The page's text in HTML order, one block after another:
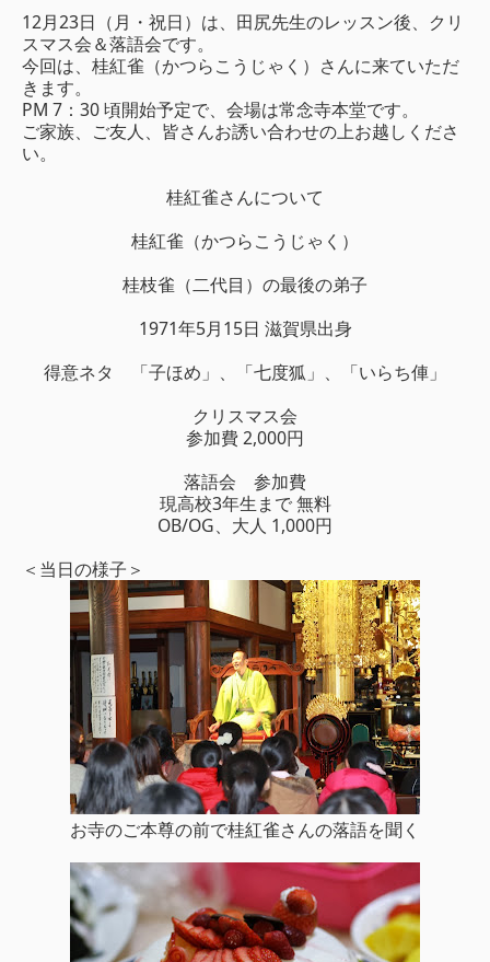
12月23日（月・祝日）は、田尻先生のレッスン後、クリ
スマス会＆落語会です。
今回は、桂紅雀（かつらこうじゃく）さんに来ていただ
きます。
PM 7：30 頃開始予定で、会場は常念寺本堂です。
ご家族、ご友人、皆さんお誘い合わせの上お越しくださ
い。
桂紅雀さんについて
桂紅雀（かつらこうじゃく）
桂枝雀（二代目）の最後の弟子
1971年5月15日 滋賀県出身
得意ネタ 「子ほめ」、「七度狐」、「いらち俥」
クリスマス会
参加費 2,000円
落語会 参加費
現高校3年生まで 無料
OB/OG、大人 1,000円
＜当日の様子＞
お寺のご本尊の前で桂紅雀さんの落語を聞く